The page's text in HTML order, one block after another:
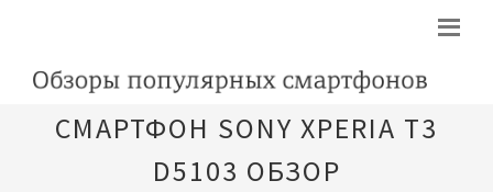
СМАРТФОН SONY XPERIA T3
D5103 ОБЗОР